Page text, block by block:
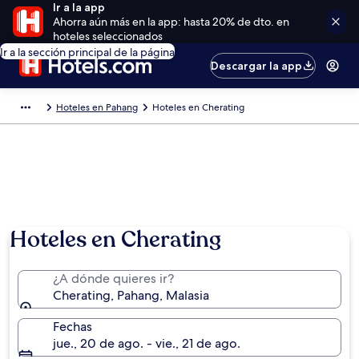
Ir a la app
Ahorra aún más en la app: hasta 20% de dto. en
hoteles seleccionados
Ir a la sección principal de la página
Descargar la app
Hoteles en Pahang Hoteles en Cherating
Hoteles en Cherating
¿A dónde quieres ir?
Cherating, Pahang, Malasia
Fechas
jue., 20 de ago. - vie., 21 de ago.